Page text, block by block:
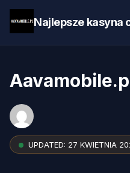
Najlepsze kasyna
UPDATED: 27 KWIETNIA